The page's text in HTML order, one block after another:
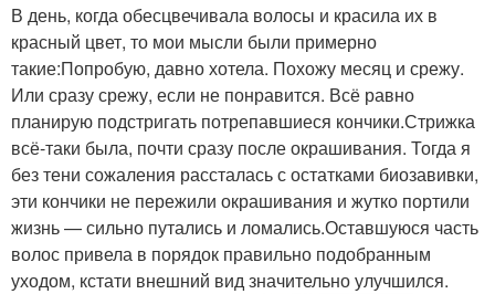
В день, когда обесцвечивала волосы и красила их в
красный цвет, то мои мысли были примерно
такие:Попробую, давно хотела. Похожу месяц и срежу.
Или сразу срежу, если не понравится. Всё равно
планирую подстригать потрепавшиеся кончики.Стрижка
всё-таки была, почти сразу после окрашивания. Тогда я
без тени сожаления рассталась с остатками биозавивки,
эти кончики не пережили окрашивания и жутко портили
жизнь — сильно путались и ломались.Оставшуюся часть
волос привела в порядок правильно подобранным
уходом, кстати внешний вид значительно улучшился.